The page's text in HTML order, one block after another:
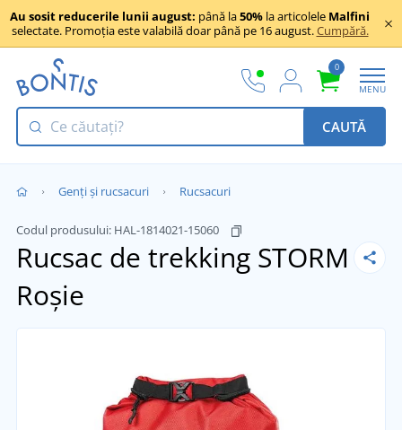
Au sosit reducerile lunii august: până la50% la articolele Malfini
selectate. Promoția este valabilă doar până pe 16 august.Cumpără.
0
MENU
CAUTĂ
Genți și rucsacuri Rucsacuri
Codul produsului: HAL-1814021-15060
Rucsac de trekking STORM
Roșie